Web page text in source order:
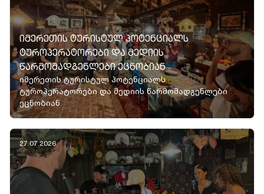
ᲘᲛᲔᲠᲔᲗᲘᲡ ᲢᲣᲠᲘᲡᲢᲣᲚ ᲞᲝᲢᲔᲜᲪᲘᲐᲚᲡ
ᲢᲣᲠᲝᲞᲔᲠᲐᲢᲝᲠᲔᲑᲘ ᲓᲐ ᲛᲔᲓᲘᲘᲡ
ᲬᲐᲠᲛᲝᲛᲐᲓᲒᲔᲜᲚᲔᲑᲘ ᲔᲪᲜᲝᲑᲘᲐᲜ
იმერეთის ტურისტულ პოტენციალს
ტუროპერატორები და მედიის წარმომადგენლები
ეცნობიან
27.07.2026